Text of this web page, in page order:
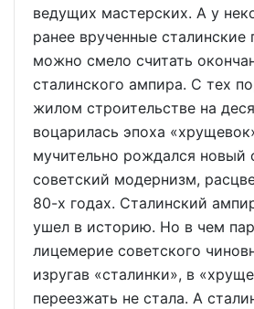
ведущих мастерских. А у
ранее врученные сталинские
можно смело считать
сталинского ампира. С тех
жилом строительстве на
воцарилась эпоха
мучительно рождался новый
советский модернизм,
80-х годах. Сталинский
ушел в историю. Но в чем
лицемерие советского
изругав «сталинки», в
переезжать не стала. А